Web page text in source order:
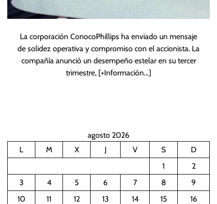
La corporación ConocoPhillips ha enviado un mensaje
de solidez operativa y compromiso con el accionista. La
compañía anunció un desempeño estelar en su tercer
trimestre, [+Información…]
agosto 2026
L
M X J V S
D
1
2
3
4 5 6 7 8
9
10
11 12 13 14 15
16